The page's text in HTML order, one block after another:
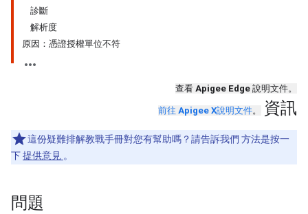
診斷
解析度
原因：憑證授權單位不符
查看 Apigee Edge 說明文件。
前往 Apigee X說明文件。 資訊
這份疑難排解教戰手冊對您有幫助嗎？請告訴我們 方法是按一
下提供意見 。
問題